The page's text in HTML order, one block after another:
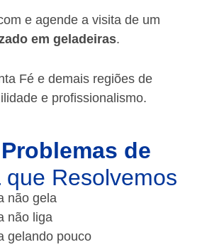
e agende a visita de um
em geladeiras.
Fé e demais regiões de
e profissionalismo.
Problemas de
que Resolvemos
não gela
não liga
gelando pouco